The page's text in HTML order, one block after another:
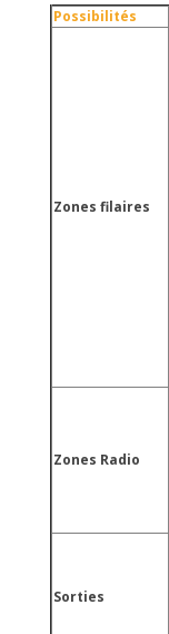
Possibilités
Zones filaires
Zones Radio
Sorties